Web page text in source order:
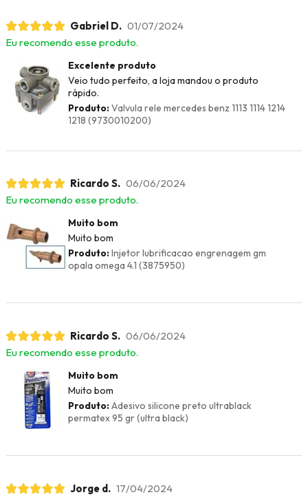
Gabriel D. 01/07/2024
Eu recomendo esse produto.
Excelente produto
Veio tudo perfeito, a loja mandou o produto
rápido.
Produto:Valvula rele mercedes benz 1113 1114 1214
1218 (9730010200)
Ricardo S. 06/06/2024
Eu recomendo esse produto.
Muito bom
Muito bom
Produto:Injetor lubrificacao engrenagem gm
opala omega 4.1 (3875950)
Ricardo S. 06/06/2024
Eu recomendo esse produto.
Muito bom
Muito bom
Produto:Adesivo silicone preto ultrablack
permatex 95 gr (ultra black)
Jorge d. 17/04/2024